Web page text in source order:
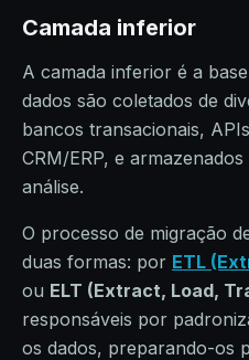
Camada inferior
A camada inferior é a
dados são coletados de
bancos transacionais,
CRM/ERP, e
análise.
O processo de migração
duas formas: por ETL
ou ELT (Extract, Load,
responsáveis por
os dados, preparando-os